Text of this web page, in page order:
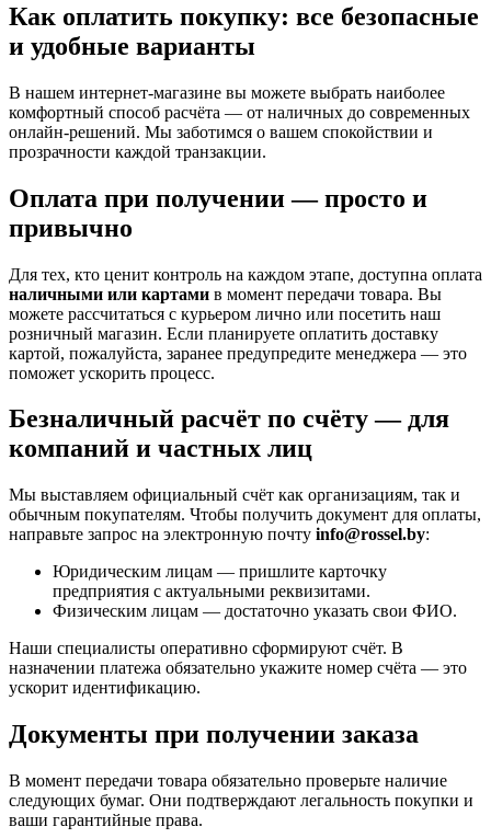
Как оплатить покупку: все безопасные
и удобные варианты
В нашем интернет-магазине вы можете выбрать наиболее
комфортный способ расчёта — от наличных до современных
онлайн-решений. Мы заботимся о вашем спокойствии и
прозрачности каждой транзакции.
Оплата при получении — просто и
привычно
Для тех, кто ценит контроль на каждом этапе, доступна оплата
наличными или картами в момент передачи товара. Вы
можете рассчитаться с курьером лично или посетить наш
розничный магазин. Если планируете оплатить доставку
картой, пожалуйста, заранее предупредите менеджера — это
поможет ускорить процесс.
Безналичный расчёт по счёту — для
компаний и частных лиц
Мы выставляем официальный счёт как организациям, так и
обычным покупателям. Чтобы получить документ для оплаты,
направьте запрос на электронную почту info@rossel.by:
Юридическим лицам — пришлите карточку
предприятия с актуальными реквизитами.
Физическим лицам — достаточно указать свои ФИО.
Наши специалисты оперативно сформируют счёт. В
назначении платежа обязательно укажите номер счёта — это
ускорит идентификацию.
Документы при получении заказа
В момент передачи товара обязательно проверьте наличие
следующих бумаг. Они подтверждают легальность покупки и
ваши гарантийные права.